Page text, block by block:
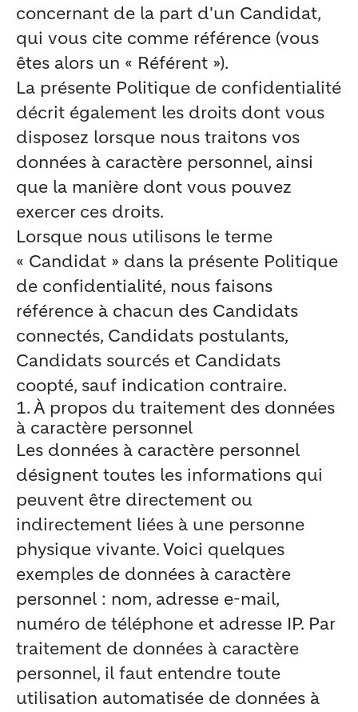
concernant de la part d'un Candidat,
qui vous cite comme référence (vous
êtes alors un « Référent »).
La présente Politique de confidentialité
décrit également les droits dont vous
disposez lorsque nous traitons vos
données à caractère personnel, ainsi
que la manière dont vous pouvez
exercer ces droits.
Lorsque nous utilisons le terme
« Candidat » dans la présente Politique
de confidentialité, nous faisons
référence à chacun des Candidats
connectés, Candidats postulants,
Candidats sourcés et Candidats
coopté, sauf indication contraire.
1. À propos du traitement des données
à caractère personnel
Les données à caractère personnel
désignent toutes les informations qui
peuvent être directement ou
indirectement liées à une personne
physique vivante. Voici quelques
exemples de données à caractère
personnel : nom, adresse e-mail,
numéro de téléphone et adresse IP. Par
traitement de données à caractère
personnel, il faut entendre toute
utilisation automatisée de données à